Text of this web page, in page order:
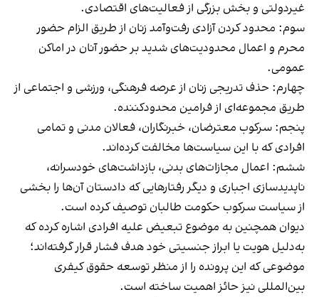
غیردولتی و بخش بزرگی از فعالیت‌های اقتصادی.
سوم: محدود کردن آزادی رفت‌وآمد زنان از طریق الزام حضور
محرم و اعمال محدودیت‌های شدید بر حضور آنان در اماکن
عمومی.
چهارم: حذف تدریجی زنان از عرصه فرهنگی، ورزشی و اجتماعی از
طریق مجموعه‌ای از فرامین محدودکننده.
پنجم: سرکوب معترضان، خبرنگاران، فعالان مدنی و تمامی
افرادی که با این سیاست‌ها مخالفت کرده‌اند.
ششم: اعمال مجازات‌های بدنی، بازداشت‌های خودسرانه،
ناپدیدسازی اجباری و دیگر رفتارهایی که دادستان آن‌ها را بخشی
از سیاست سرکوب حکومت طالبان توصیف کرده است.
دیوان همچنین به موضوع تبعیض علیه افرادی اشاره کرده که
به‌دلیل هویت یا ابراز جنسیتی خود هدف فشار قرار گرفته‌اند؛
موضوعی که این پرونده را از منظر توسعه حقوق کیفری
بین‌المللی نیز حائز اهمیت ساخته است.